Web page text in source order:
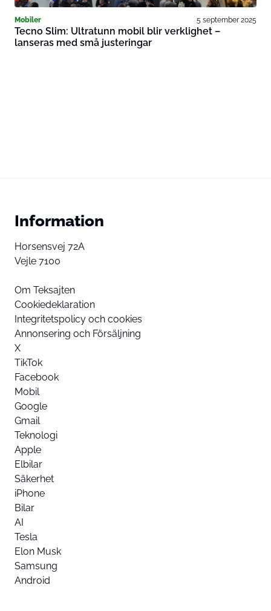
Mobiler 5 september 2025
Tecno Slim: Ultratunn mobil blir verklighet –
lanseras med små justeringar
Information
Horsensvej 72A
Vejle 7100
Om Teksajten
Cookiedeklaration
Integritetspolicy och cookies
Annonsering och Försäljning
X
TikTok
Facebook
Mobil
Google
Gmail
Teknologi
Apple
Elbilar
Säkerhet
iPhone
Bilar
AI
Tesla
Elon Musk
Samsung
Android